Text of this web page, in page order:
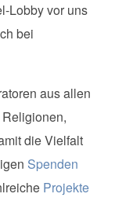
Lobby vor uns
bei
aus allen
die Vielfalt
Spenden
Projekte